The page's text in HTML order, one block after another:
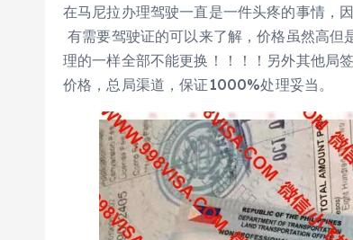
在马尼拉办理驾驶一直是一件头疼的事情，
有需要驾驶证的可以来了解，价格虽然高
理的一样全部不能更换！！！！另外其他局
价格，总局渠道，保证1000%处理妥当。